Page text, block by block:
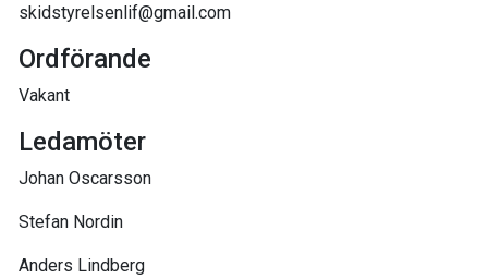
skidstyrelsenlif@gmail.com
Ordförande
Vakant
Ledamöter
Johan Oscarsson
Stefan Nordin
Anders Lindberg